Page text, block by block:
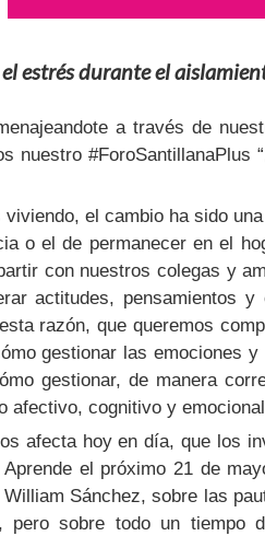
estrés durante el
a través de
nuestro #ForoSantillanaPlus
el cambio ha sido
o el de permanecer en el
con nuestros colegas y
actitudes, pensamientos y
razón, que queremos
gestionar las emociones
gestionar, de manera
afectivo, cognitivo y
afecta hoy en día, que los
el próximo 21 de
Sánchez, sobre las
pero sobre todo un tiempo